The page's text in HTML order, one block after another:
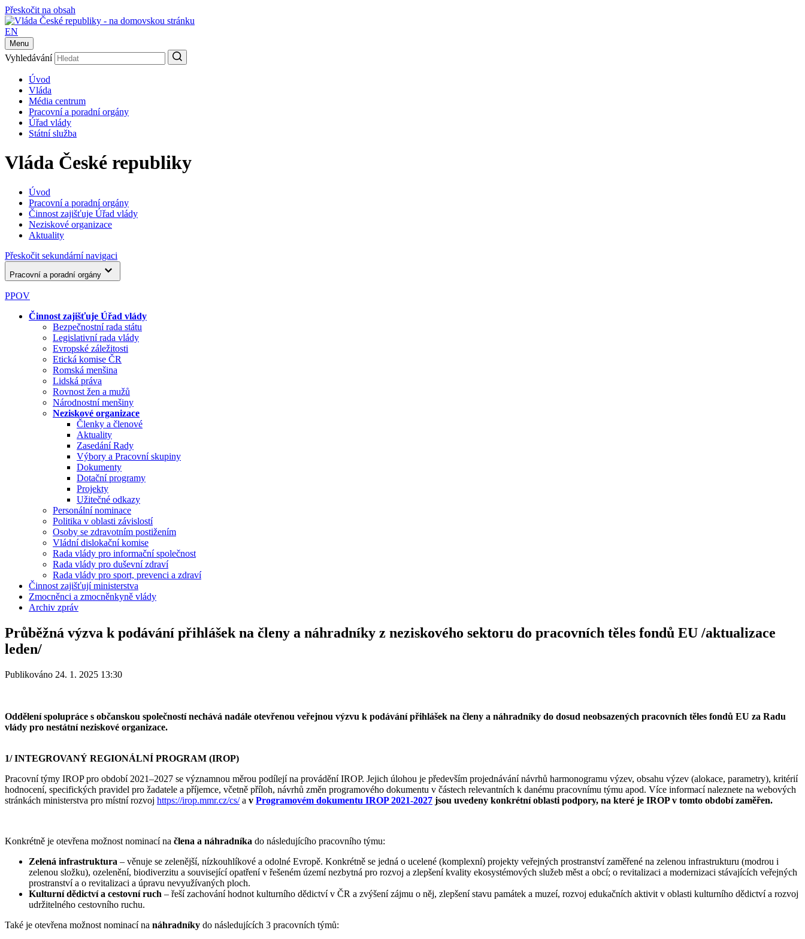
Přeskočit na obsah
EN
Menu
Vyhledávání
Úvod
Vláda
Média centrum
Pracovní a poradní orgány
Úřad vlády
Státní služba
Vláda České republiky
Úvod
Pracovní a poradní orgány
Činnost zajišťuje Úřad vlády
Neziskové organizace
Aktuality
Přeskočit sekundární navigaci
Pracovní a poradní orgány
PPOV
Činnost zajišťuje Úřad vlády
Bezpečnostní rada státu
Legislativní rada vlády
Evropské záležitosti
Etická komise ČR
Romská menšina
Lidská práva
Rovnost žen a mužů
Národnostní menšiny
Neziskové organizace
Členky a členové
Aktuality
Zasedání Rady
Výbory a Pracovní skupiny
Dokumenty
Dotační programy
Projekty
Užitečné odkazy
Personální nominace
Politika v oblasti závislostí
Osoby se zdravotním postižením
Vládní dislokační komise
Rada vlády pro informační společnost
Rada vlády pro duševní zdraví
Rada vlády pro sport, prevenci a zdraví
Činnost zajišťují ministerstva
Zmocněnci a zmocněnkyně vlády
Archiv zpráv
Průběžná výzva k podávání přihlášek na členy a náhradníky z neziskového sektoru do pracovních těles fondů EU /aktualizace
leden/
Publikováno 24. 1. 2025 13:30
Oddělení spolupráce s občanskou společností nechává nadále otevřenou veřejnou výzvu k podávání přihlášek na členy a náhradníky do dosud neobsazených pracovních těles fondů EU za Radu
vlády pro nestátní neziskové organizace.
1/ INTEGROVANÝ REGIONÁLNÍ PROGRAM (IROP)
Pracovní týmy IROP pro období 2021–2027 se významnou měrou podílejí na provádění IROP. Jejich úlohou je především projednávání návrhů harmonogramu výzev, obsahu výzev (alokace, parametry), kritérií
hodnocení, specifických pravidel pro žadatele a příjemce, včetně příloh, návrhů změn programového dokumentu v částech relevantních k danému pracovnímu týmu apod. Více informací naleznete na webových
stránkách ministerstva pro místní rozvoj https://irop.mmr.cz/cs/a v Programovém dokumentu IROP 2021-2027 jsou uvedeny konkrétní oblasti podpory, na které je IROP v tomto období zaměřen.
Konkrétně je otevřena možnost nominací na člena a náhradníka do následujícího pracovního týmu:
Zelená infrastruktura – věnuje se zelenější, nízkouhlíkové a odolné Evropě. Konkrétně se jedná o ucelené (komplexní) projekty veřejných prostranství zaměřené na zelenou infrastrukturu (modrou i
zelenou složku), ozelenění, biodiverzitu a související opatření v řešeném území nezbytná pro rozvoj a zlepšení kvality ekosystémových služeb měst a obcí; o revitalizaci a modernizaci stávajících veřejných
prostranství a o revitalizaci a úpravu nevyužívaných ploch.
Kulturní dědictví a cestovní ruch – řeší zachování hodnot kulturního dědictví v ČR a zvýšení zájmu o něj, zlepšení stavu památek a muzeí, rozvoj edukačních aktivit v oblasti kulturního dědictví a rozvoj
udržitelného cestovního ruchu.
Také je otevřena možnost nominací na náhradníky do následujících 3 pracovních týmů: